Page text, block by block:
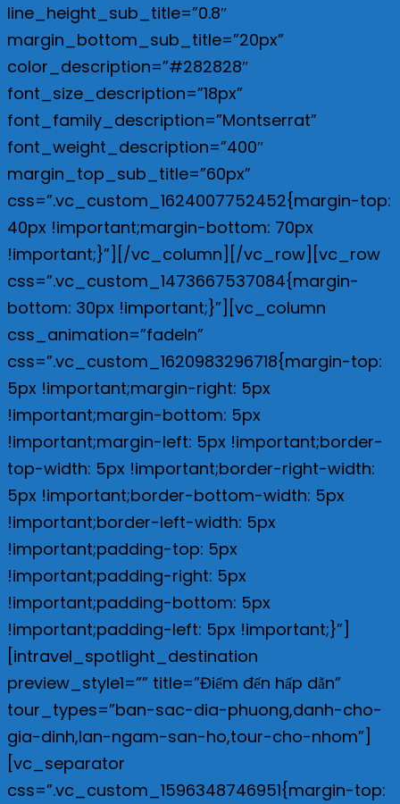
line_height_sub_title=”0.8″
margin_bottom_sub_title=”20px”
color_description=”#282828″
font_size_description=”18px”
font_family_description=”Montserrat”
font_weight_description=”400″
margin_top_sub_title=”60px”
css=”.vc_custom_1624007752452{margin-top:
40px !important;margin-bottom: 70px
!important;}”][/vc_column][/vc_row] [vc_row
css=”.vc_custom_1473667537084{margin-
bottom: 30px !important;}”][vc_column
css_animation=”fadeIn”
css=”.vc_custom_1620983296718{margin-top:
5px !important;margin-right: 5px
!important;margin-bottom: 5px
!important;margin-left: 5px !important;border-
top-width: 5px !important;border-right-width:
5px !important;border-bottom-width: 5px
!important;border-left-width: 5px
!important;padding-top: 5px
!important;padding-right: 5px
!important;padding-bottom: 5px
!important;padding-left: 5px !important;}”]
[intravel_spotlight_destination
preview_style1=”” title=”Điểm đến hấp dẫn”
tour_types=”ban-sac-dia-phuong,danh-cho-
gia-dinh,lan-ngam-san-ho,tour-cho-nhom”]
[vc_separator
css=”.vc_custom_1596348746951{margin-top: